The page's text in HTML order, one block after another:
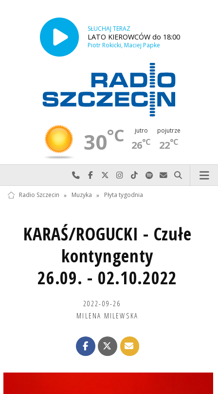
SŁUCHAJ TERAZ
LATO KIEROWCÓW do 18:00
Piotr Rokicki, Maciej Papke
30°C jutro
26°C
pojutrze
22°C
Najlepiej po prostu do nas zadzwoń
Odwiedź nas na Facebook-u
Odwiedź nas na X
Odwiedź nas na Instagram-ie
Odwiedź nas na TikTok-u
Szukaj nas na Spotify
Wyślij do nas
Szukaj
Radio Szczecin » Muzyka » Płyta tygodnia
KARAŚ/ROGUCKI - Czułe
kontyngenty
26.09. - 02.10.2022
2022-09-26
MILENA MILEWSKA